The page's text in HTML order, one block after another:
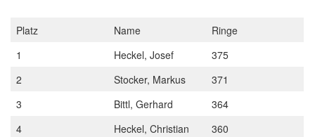
Platz Name
Ringe
1
Heckel, Josef
375
2
Stocker, Markus
371
3
Bittl, Gerhard
364
4
Heckel, Christian
360